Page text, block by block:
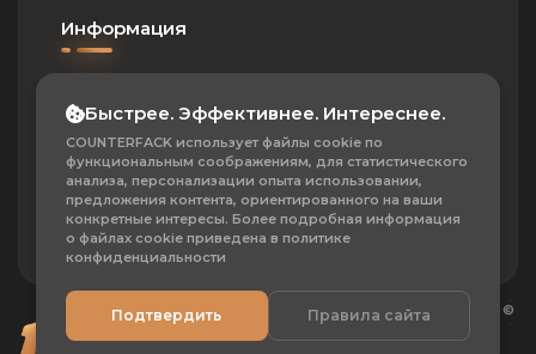
Информация
ОПД
Политика
Контакты
Частые вопросы
О проекте
Сотрудничество
Игровой проект CS 1.6 CounterFack.Ru ©
Все права защищены
Быстрее. Эффективнее. Интереснее.
COUNTERFACK использует файлы cookie по
функциональным соображениям, для статистического
анализа, персонализации опыта использовании,
предложения контента, ориентированного на ваши
конкретные интересы. Более подробная информация
о файлах cookie приведена в политике
конфиденциальности
Подтвердить Правила сайта